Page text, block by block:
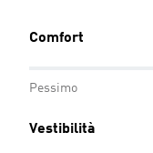
Comfort
Pessimo
Vestibilità